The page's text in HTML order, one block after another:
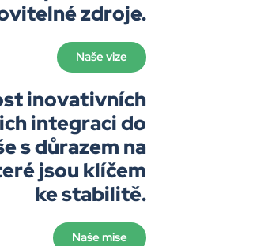
zdroje.
Naše vize
inovativních
integraci do
s důrazem na
jsou klíčem
ke stabilitě.
Naše mise